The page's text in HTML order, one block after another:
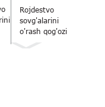
Rojdestvo
sovg'alarini
o'rash qog'ozi